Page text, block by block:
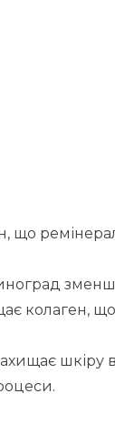
що
колаген,
шкіру